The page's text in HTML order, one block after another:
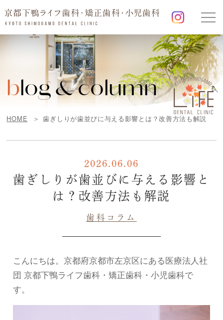
b log & column
HOME 歯ぎしりが歯並びに与える影響とは？改善方法も解説
2026.06.06
歯ぎしりが歯並びに与える影響と
は？改善方法も解説
歯科コラム
こんにちは。京都府京都市左京区にある医療法人社
団 京都下鴨ライフ歯科・矯正歯科・小児歯科で
す。